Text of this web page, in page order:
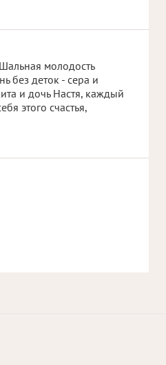
молодость
без деток - сера и
и дочь Настя, каждый
этого счастья,